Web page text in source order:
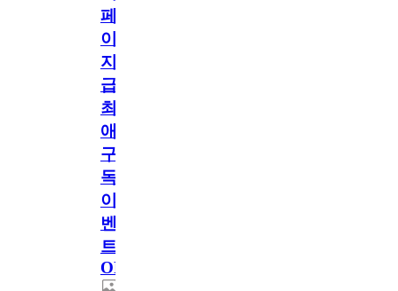
페
이
지
급!
최
애
구
독
이
벤
트
OPEN!